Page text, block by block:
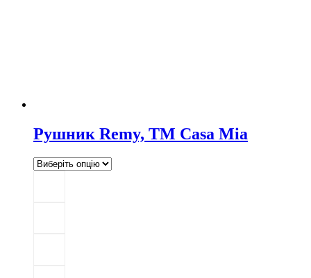
Рушник Remy, TM Casa Mia